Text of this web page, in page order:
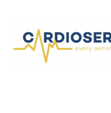
content